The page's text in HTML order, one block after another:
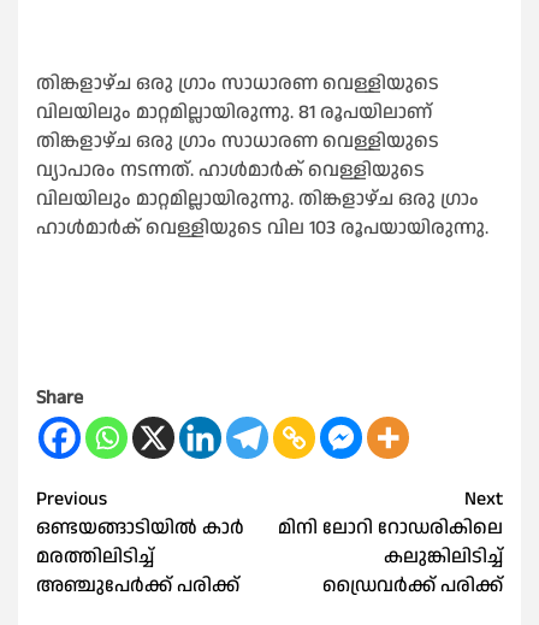
തിങ്കളാഴ്ച ഒരു ഗ്രാം സാധാരണ വെള്ളിയുടെ
വിലയിലും മാറ്റമില്ലായിരുന്നു. 81 രൂപയിലാണ്
തിങ്കളാഴ്ച ഒരു ഗ്രാം സാധാരണ വെള്ളിയുടെ
വ്യാപാരം നടന്നത്. ഹാള്‍മാര്‍ക് വെള്ളിയുടെ
വിലയിലും മാറ്റമില്ലായിരുന്നു. തിങ്കളാഴ്ച ഒരു ഗ്രാം
ഹാള്‍മാര്‍ക് വെള്ളിയുടെ വില 103 രൂപയായിരുന്നു.
Share
Post
navigation
Previous
ഒണ്ടയങ്ങാടിയിൽ കാര്‍
മരത്തിലിടിച്ച്
അഞ്ചുപേര്‍ക്ക് പരിക്ക്
Next
മിനി ലോറി റോഡരികിലെ
കലുങ്കിലിടിച്ച്
ഡ്രൈവർക്ക് പരിക്ക്